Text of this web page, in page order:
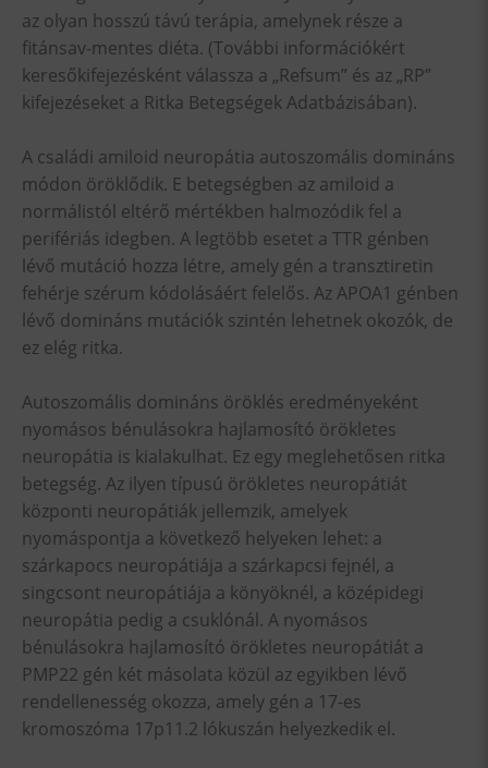
az olyan hosszú távú terápia, amelynek része a
fitánsav-mentes diéta. (További információkért
keresőkifejezésként válassza a „Refsum” és az „RP”
kifejezéseket a Ritka Betegségek Adatbázisában).
A családi amiloid neuropátia autoszomális domináns
módon öröklődik. E betegségben az amiloid a
normálistól eltérő mértékben halmozódik fel a
perifériás idegben. A legtöbb esetet a TTR génben
lévő mutáció hozza létre, amely gén a transztiretin
fehérje szérum kódolásáért felelős. Az APOA1 génben
lévő domináns mutációk szintén lehetnek okozók, de
ez elég ritka.
Autoszomális domináns öröklés eredményeként
nyomásos bénulásokra hajlamosító örökletes
neuropátia is kialakulhat. Ez egy meglehetősen ritka
betegség. Az ilyen típusú örökletes neuropátiát
központi neuropátiák jellemzik, amelyek
nyomáspontja a következő helyeken lehet: a
szárkapocs neuropátiája a szárkapcsi fejnél, a
singcsont neuropátiája a könyöknél, a középidegi
neuropátia pedig a csuklónál. A nyomásos
bénulásokra hajlamosító örökletes neuropátiát a
PMP22 gén két másolata közül az egyikben lévő
rendellenesség okozza, amely gén a 17-es
kromoszóma 17p11.2 lókuszán helyezkedik el.